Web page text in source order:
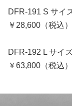
DFR-191 S サイ
￥28,600（税込）
DFR-192 L サイ
￥63,800（税込）